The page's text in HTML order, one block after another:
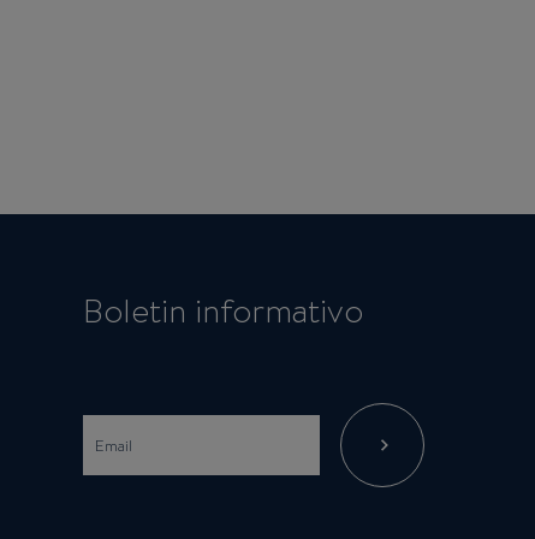
Boletin informativo